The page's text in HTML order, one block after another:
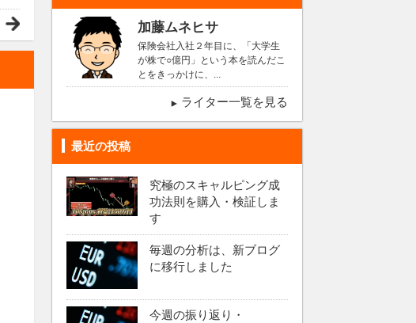
加藤ムネヒサ
保険会社入社２年目に、「大学生
が株で○億円」という本を読んだこ
とをきっかけに、...
ライター一覧を見る
最近の投稿
究極のスキャルピング成
功法則を購入・検証しま
す
毎週の分析は、新ブログ
に移行しました
今週の振り返り・